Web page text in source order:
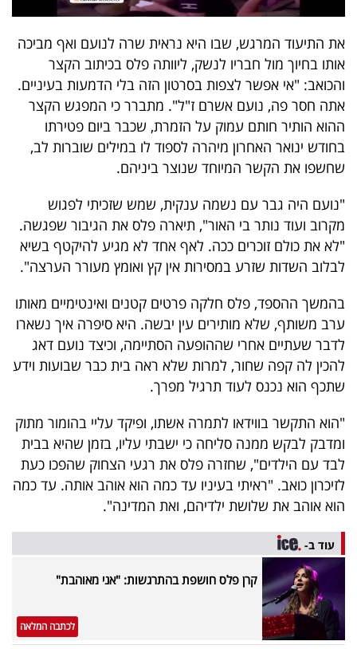
שיתופי
פעולה
דרושים
ניוזלטרים
מייל
אדום
פרסמו
באייס
עקבו
אחרינו:
את התיעוד המרגש, שבו היא נראית שרה לנועם ואף מביכה
אותו בחיוך מול חבריו לנשק, ליוותה פלס בכיתוב הקצר
והכואב: "אי אפשר לצפות בסרטון הזה בלי הדמעות בעיניים.
אתה חסר פה, נועם אשרם ז"ל". מתברר כי המפגש הקצר
ההוא הותיר חותם עמוק על הזמרת, שכבר ביום פטירתו
בחודש ינואר האחרון מיהרה לספוד לו במילים שוברות לב,
שחשפו את הקשר המיוחד שנוצר ביניהם.
"נועם היה גבר עם נשמה ענקית, שמש שזכיתי לפגוש
מקרוב ועוד נותר בי האור", תיארה פלס את הגיבור שפגשה.
"לא את כולם זוכרים ככה. לאף אחד לא מגיע להיקטף בשיא
לבלוב השדות שזרע במסירות אין קץ ואומץ מעורר הערצה".
בהמשך ההספד, פלס חלקה פרטים קטנים ואינטימיים מאותו
ערב משותף, שלא מותירים עין יבשה. היא סיפרה איך נשארו
לדבר שעתיים אחרי שההופעה הסתיימה, וכיצד נועם דאג
להכין לה קפה שחור, למרות שלא ראה בית כבר שבועות וידע
שתכף הוא נכנס לעוד תרגיל מפרך.
"הוא התקשר בווידאו לתמרה אשתו, ופיקד עליי בהומור מתוק
ומדבק לבקש ממנה סליחה כי ישבתי עליו, בזמן שהיא בבית
לבד עם הילדים", שחזרה פלס את רגעי הצחוק שהפכו כעת
לזיכרון כואב. "ראיתי בעיניו עד כמה הוא אוהב אותה. עד כמה
הוא אוהב את שלושת ילדיהם, ואת המדינה".
עוד ב-
קרן פלס חושפת בהתרגשות: "אני מאוהבת"
לכתבה המלאה